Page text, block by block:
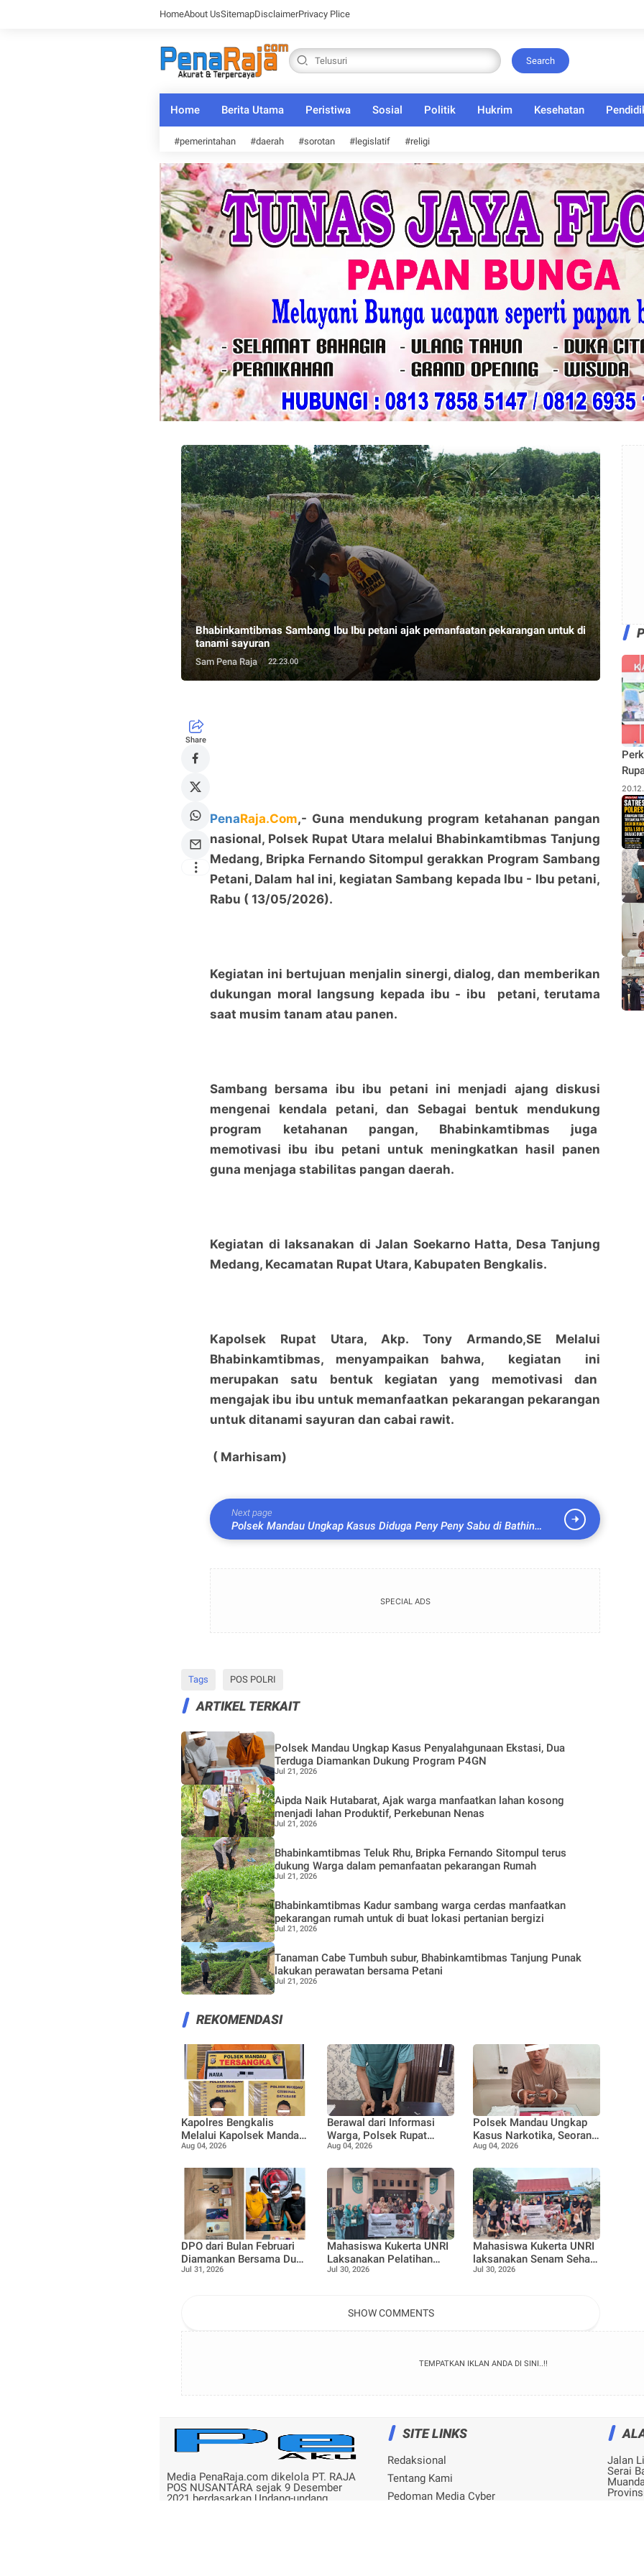
HomeAbout UsSitemapDisclaimerPrivacy Plice
Search
Home Berita Utama Peristiwa Sosial Politik Hukrim Kesehatan
#pemerintahan #daerah #sorotan #legislatif #religi
Bhabinkamtibmas Sambang Ibu Ibu petani ajak pemanfaatan pekarangan untuk di
tanami sayuran
Sam Pena Raja 22.23.00
Share
Bhabinkamtibmas Sambang Ibu Ibu petani ajak
pemanfaatan pekarangan untuk di tanami sayuran
penaraja.com
PenaRaja.Com,- Guna mendukung program ketahanan pangan
nasional, Polsek Rupat Utara melalui Bhabinkamtibmas Tanjung
Medang, Bripka Fernando Sitompul gerakkan Program Sambang
Petani, Dalam hal ini, kegiatan Sambang kepada Ibu - Ibu petani,
Rabu ( 13/05/2026).
Kegiatan ini bertujuan menjalin sinergi, dialog, dan memberikan
dukungan moral langsung kepada ibu - ibu petani, terutama
saat musim tanam atau panen.
Sambang bersama ibu ibu petani ini menjadi ajang diskusi
mengenai kendala petani, dan Sebagai bentuk mendukung
program ketahanan pangan, Bhabinkamtibmas juga
memotivasi ibu ibu petani untuk meningkatkan hasil panen
guna menjaga stabilitas pangan daerah.
Kegiatan di laksanakan di Jalan Soekarno Hatta, Desa Tanjung
Medang, Kecamatan Rupat Utara, Kabupaten Bengkalis.
Kapolsek Rupat Utara, Akp. Tony Armando,SE Melalui
Bhabinkamtibmas, menyampaikan bahwa, kegiatan ini
merupakan satu bentuk kegiatan yang memotivasi dan
mengajak ibu ibu untuk memanfaatkan pekarangan pekarangan
untuk ditanami sayuran dan cabai rawit.
( Marhisam)
Next page
Polsek Mandau Ungkap Kasus Diduga Peny Peny Sabu di Bathin
Solapan, Satu Pria Diamankan
SPECIAL ADS
Tags POS POLRI
Bhabinkamtibmas Sambang Ibu Ibu petani ajak
pemanfaatan pekarangan untuk di tanami sayuran
penaraja.com
ARTIKEL TERKAIT
Polsek Mandau Ungkap Kasus Penyalahgunaan Ekstasi, Dua
Terduga Diamankan Dukung Program P4GN
Jul 21, 2026
Aipda Naik Hutabarat, Ajak warga manfaatkan lahan kosong
menjadi lahan Produktif, Perkebunan Nenas
Jul 21, 2026
Bhabinkamtibmas Teluk Rhu, Bripka Fernando Sitompul terus
dukung Warga dalam pemanfaatan pekarangan Rumah
Jul 21, 2026
Bhabinkamtibmas Kadur sambang warga cerdas manfaatkan
pekarangan rumah untuk di buat lokasi pertanian bergizi
Jul 21, 2026
Tanaman Cabe Tumbuh subur, Bhabinkamtibmas Tanjung Punak
lakukan perawatan bersama Petani
Jul 21, 2026
REKOMENDASI
Kapolres Bengkalis
Melalui Kapolsek Mandau
Ungkap Kasus
di KTV VIP Duri, Tiga
Orang Diamankan
Aug 04, 2026
Berawal dari Informasi
Warga, Polsek Rupat
Ungkap Kasus Sabu dan
Aug 04, 2026
Polsek Mandau Ungkap
Kasus Narkotika, Seorang
Pria Diamankan dengan
Aug 04, 2026
DPO dari Bulan Februari
Diamankan Bersama Dua
Rekan Lainnya Terkait
Jul 31, 2026
Mahasiswa Kukerta UNRI
Laksanakan Pelatihan
Pemanfaatan Minyak
Penggerak PKK
Jul 30, 2026
Mahasiswa Kukerta UNRI
laksanakan Senam Sehat
bersama Ibu ibu dan
Jul 30, 2026
SHOW COMMENTS
Rhu
TEMPATKAN IKLAN ANDA DI SINI..!!
Media PenaRaja.com dikelola PT. RAJA
POS NUSANTARA sejak 9 Desember
2021 berdasarkan Undang-undang
SITE LINKS
Redaksional
Tentang Kami
Pedoman Media Cyber
Jalan
Serai